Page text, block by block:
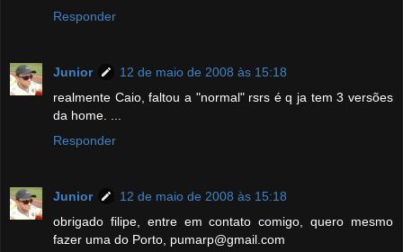
Responder
Junior
12 de maio de 2008 às 15:18
realmente Caio, faltou a "normal" rsrs é q ja tem 3 versões
da home. ...
Responder
Junior
12 de maio de 2008 às 15:18
obrigado filipe, entre em contato comigo, quero mesmo
fazer uma do Porto, pumarp@gmail.com